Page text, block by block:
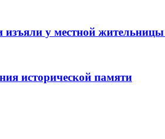
изъяли у местной
исторической памяти